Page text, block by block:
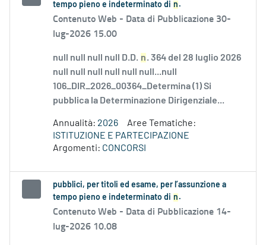
tempo pieno e indeterminato di n .
Contenuto Web - Data di Pubblicazione 30-
lug-2026 15.00
null null null null D.D. n. 364 del 28 luglio 2026
null null null null null null...null
106_DIR_2026_00364_Determina (1) Si
pubblica la Determinazione Dirigenziale...
Annualità: 2026
Aree Tematiche:
ISTITUZIONE E PARTECIPAZIONE
Argomenti: CONCORSI
pubblici, per titoli ed esame, per l’assunzione a
tempo pieno e indeterminato di n .
Contenuto Web - Data di Pubblicazione 14-
lug-2026 10.08